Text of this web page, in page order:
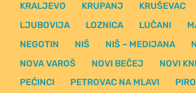
KRALJEVO
KRUPANJ KRUŠEVAC
LJUBOVIJA
LOZNICA LUČANI
NEGOTIN
NIŠ NIŠ – MEDIJANA
NOVA VAROŠ
NOVI BEČEJ NOVI
PEĆINCI
PETROVAC NA MLAVI